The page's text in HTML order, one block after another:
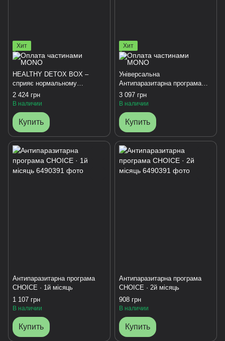
Хит
HEALTHY DETOX BOX –
сприяє нормальному
травленню
2 424 грн
В наличии
Купить
Хит
Універсальна
Антипаразитарна програма
для дорослих на 4 місяці
3 097 грн
В наличии
Купить
Антипаразитарна програма
CHOICE · 1й місяць
1 107 грн
В наличии
Купить
Антипаразитарна програма
CHOICE · 2й місяць
908 грн
В наличии
Купить